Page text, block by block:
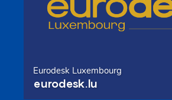
Eurodesk Luxembourg
eurodesk.lu